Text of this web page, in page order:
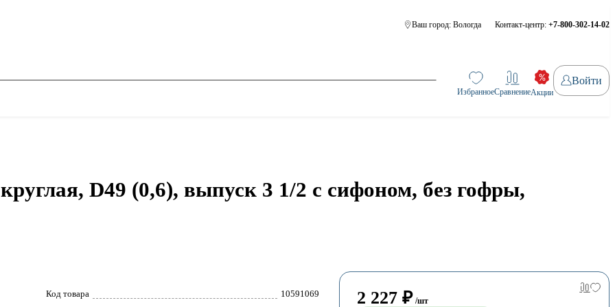
Ваш город: Вологда Контакт-центр: +7-800-302-14-02
ИзбранноеСравнениеАкции
Войти
D49 (0,6), выпуск 3 1/2 с сифоном, без гофры,
Код товара 10591069 2 227 ₽ /шт